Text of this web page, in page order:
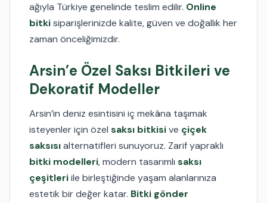
ağıyla Türkiye genelinde teslim edilir. Online
bitkisiparişlerinizde kalite, güven ve doğallık her
zaman önceliğimizdir.
Arsin’e Özel Saksı Bitkileri ve
Dekoratif Modeller
Arsin’in deniz esintisini iç mekâna taşımak
isteyenler için özel saksı bitkisive çiçek
saksısıalternatifleri sunuyoruz. Zarif yapraklı
bitki modelleri, modern tasarımlı saksı
çeşitleriile birleştiğinde yaşam alanlarınıza
estetik bir değer katar. Bitki gönder